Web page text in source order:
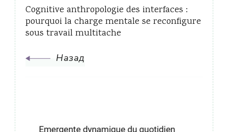
Cognitive anthropologie des interfaces :
pourquoi la charge mentale se reconfigure
sous travail multitache
Назад